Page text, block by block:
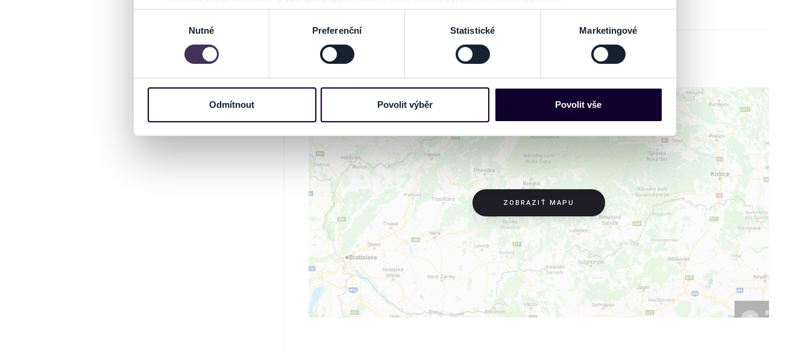
Identifikovali vaše zařízení pomocí aktivního skenování pro konkrétní charakteristiky (otisk prstu)
Zjistěte více o tom, jak zpracováváme vaše osobní údaje, a nastavte si předvolby v
části s podrobnostmi. Svůj souhlas
můžete kdykoliv změnit nebo odvolat v části Prohlášení o souborech cookie.
informace o vašem zařízení nebo vaší aktivitě na našich webových stránkách. Tyto informace mohou představovat
osobní údaje. Získané informace používáme např. k analýze návštěvnosti webu nebo k personalizaci obsahu a reklam.
Jaké typy cookies používáme, naleznete níže. Možnosti zpracování upravíte zaškrtnutím příslušné varianty. Svoji volbu
můžete kdykoliv změnit v zápatí stránky v záložce „Cookies a jejich nastavení“.
Nutné Preferenční Statistické Marketingové
Odmítnout Povolit výběr Povolit vše
NA MAPE
ZOBRAZIŤ MAPU